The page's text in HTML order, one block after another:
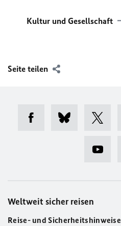
Kultur und Gesellschaft
Seite teilen
Weltweit sicher reisen
Reise- und Sicherheitshinweise